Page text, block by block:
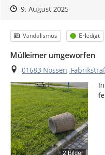
Zeitpunkt des Erstellens
Zeitpunkt des Erstellens
9. August 2025Zur
Kategorie
Vandalismus Status
Erledigt
Mülleimer umgeworfen
Ort
01683 Nossen,
2 Bilder